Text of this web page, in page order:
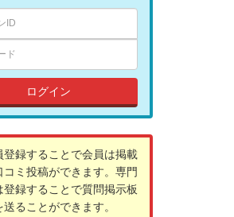
ログイン
登録することで会員は掲載
コミ投稿ができます。専門
登録することで質問掲示板
ることができます。